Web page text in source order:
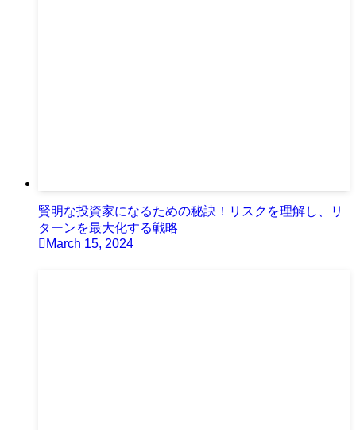
賢明な投資家になるための秘訣！リスクを理解し、リ
ターンを最大化する戦略
March 15, 2024